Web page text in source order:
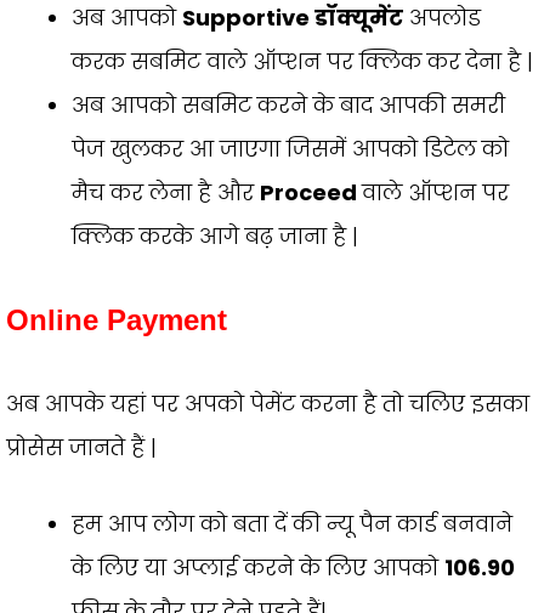
अब आपको Supportive डॉक्यूमेंट अपलोड
करक सबमिट वाले ऑप्शन पर क्लिक कर देना है |
अब आपको सबमिट करने के बाद आपकी समरी
पेज खुलकर आ जाएगा जिसमें आपको डिटेल को
मैच कर लेना है और Proceedवाले ऑप्शन पर
क्लिक करके आगे बढ़ जाना है |
Online Payment
अब आपके यहां पर अपको पेमेंट करना है तो चलिए इसका
प्रोसेस जानते हैं |
हम आप लोग को बता दें की न्यू पैन कार्ड बनवाने
के लिए या अप्लाई करने के लिए आपको ₹106.90